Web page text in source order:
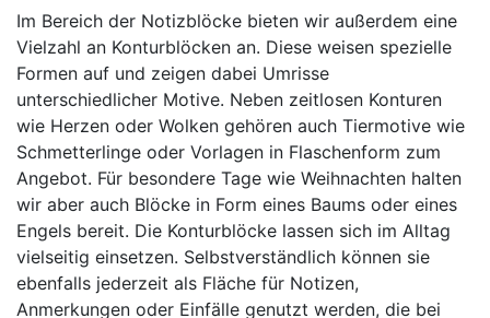
Im Bereich der Notizblöcke bieten wir außerdem eine
Vielzahl an Konturblöcken an. Diese weisen spezielle
Formen auf und zeigen dabei Umrisse
unterschiedlicher Motive. Neben zeitlosen Konturen
wie Herzen oder Wolken gehören auch Tiermotive wie
Schmetterlinge oder Vorlagen in Flaschenform zum
Angebot. Für besondere Tage wie Weihnachten halten
wir aber auch Blöcke in Form eines Baums oder eines
Engels bereit. Die Konturblöcke lassen sich im Alltag
vielseitig einsetzen. Selbstverständlich können sie
ebenfalls jederzeit als Fläche für Notizen,
Anmerkungen oder Einfälle genutzt werden, die bei